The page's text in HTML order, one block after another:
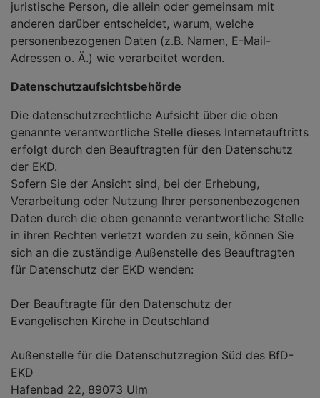
juristische Person, die allein oder gemeinsam mit
anderen darüber entscheidet, warum, welche
personenbezogenen Daten (z.B. Namen, E-Mail-
Adressen o. Ä.) wie verarbeitet werden.
Datenschutzaufsichtsbehörde
Die datenschutzrechtliche Aufsicht über die oben
genannte verantwortliche Stelle dieses Internetauftritts
erfolgt durch den Beauftragten für den Datenschutz
der EKD.
Sofern Sie der Ansicht sind, bei der Erhebung,
Verarbeitung oder Nutzung Ihrer personenbezogenen
Daten durch die oben genannte verantwortliche Stelle
in ihren Rechten verletzt worden zu sein, können Sie
sich an die zuständige Außenstelle des Beauftragten
für Datenschutz der EKD wenden:
Der Beauftragte für den Datenschutz der
Evangelischen Kirche in Deutschland
Außenstelle für die Datenschutzregion Süd des BfD-
EKD
Hafenbad 22, 89073 Ulm